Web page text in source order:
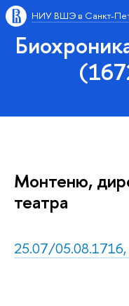
НИУ ВШЭ в Санкт-
Монтеню,
театра
25.07/05.08.1716,